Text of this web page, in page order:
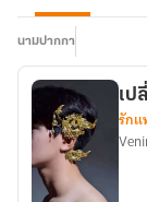
นามปากกา
เป
รัก